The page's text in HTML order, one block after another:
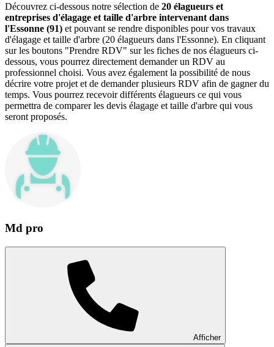
Découvrez ci-dessous notre sélection de 20 élagueurs et
entreprises d'élagage et taille d'arbre intervenant dans
l'Essonne (91) et pouvant se rendre disponibles pour vos travaux
d'élagage et taille d'arbre (20 élagueurs dans l'Essonne). En cliquant
sur les boutons "Prendre RDV" sur les fiches de nos élagueurs ci-
dessous, vous pourrez directement demander un RDV au
professionnel choisi. Vous avez également la possibilité de nous
décrire votre projet et de demander plusieurs RDV afin de gagner du
temps. Vous pourrez recevoir différents élagueurs ce qui vous
permettra de comparer les devis élagage et taille d'arbre qui vous
seront proposés.
Md pro
Afficher